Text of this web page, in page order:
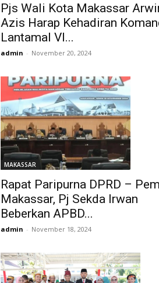
Pjs Wali Kota Makassar
Azis Harap Kehadiran
Lantamal VI...
admin - November 20, 2024
MAKASSAR
Rapat Paripurna DPRD –
Makassar, Pj Sekda Irwan
Beberkan APBD...
admin - November 18, 2024